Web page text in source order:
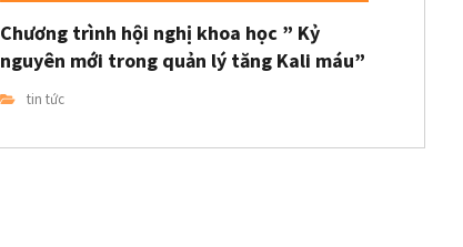
Chương trình hội nghị khoa học ” Kỷ
nguyên mới trong quản lý tăng Kali máu”
tin tức